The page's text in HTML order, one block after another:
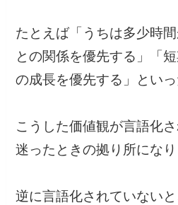
たとえば「うちは多少時
との関係を優先する」「
の成長を優先する」といっ
こうした価値観が言語化
迷ったときの拠り所になり
逆に言語化されていない